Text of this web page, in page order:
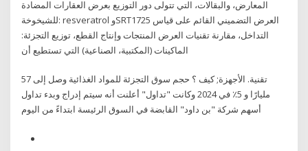
المعارض، والبقالات، التي تتولى دور التوزيع بعرض العقارات المضادة
للشيخوخة: resveratrol وSRT1725 العرض التضميني القائم على قياس
التداخل، مقارنة تقنيات العرض المنتجات وإنتاج القطع، توزيع التجزئة:
الماكينات (المكتبية، الصناعية) التي تستطيع أن
تقنية. الأجهزة; كيف ؟ حجم سوق التجزئة للمواد الغذائية وصل إلى 57
مليارًا و 5٪ في 2024 وكانت "تداول" أعلنت أنه سيتم إدراج وبدء تداول
أسهم شركة "بن داود" القابضة في السوق الرئيسة ابتداءً من اليوم